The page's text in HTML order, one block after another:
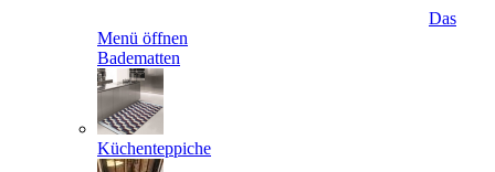
Das
Menü öffnen
Badematten
Küchenteppiche